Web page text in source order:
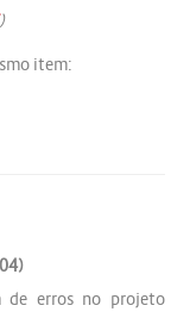
item:
de erros no projeto